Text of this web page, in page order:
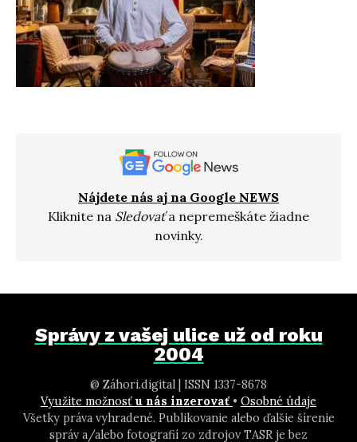
Nájdete nás aj na Google NEWS
Kliknite na Sledovaťa nepremeškáte žiadne
novinky.
Správy z vašej ulice už od roku
2004
@ Záhori.digital | ISSN 1337-8678
Využite možnosť u nás inzerovať • Osobné údaje
Všetky práva vyhradené. Publikovanie alebo ďalšie šírenie
správ a/alebo fotografií zo zdrojov TASR je bez